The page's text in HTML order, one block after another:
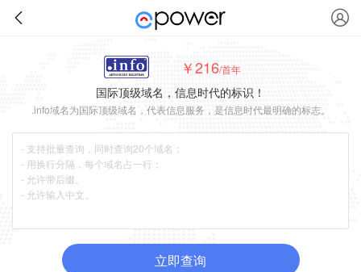
￥216/首年
国际顶级域名，信息时代的标识！
.info域名为国际顶级域名，代表信息服务，是信息时代最明确的标志。
立即查询